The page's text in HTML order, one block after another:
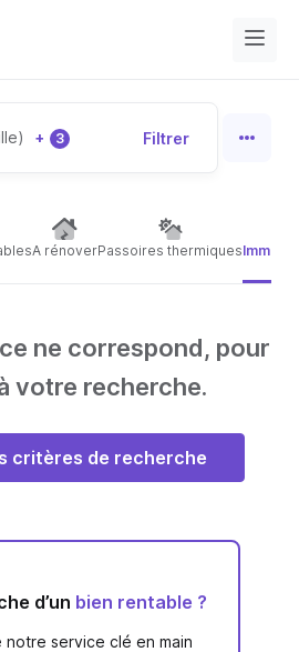
+ 3 Filtrer
A rénoverPassoires thermiques
ne correspond, pour
votre recherche.
critères de recherche
d’un bien rentable ?
service clé en main